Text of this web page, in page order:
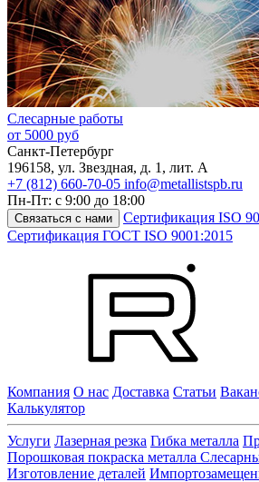
Слесарные работы
от 5000 руб
Санкт-Петербург
196158, ул. Звездная, д. 1, лит. А
+7 (812) 660-70-05 info@metallistspb.ru
Пн-Пт: с 9:00 до 18:00
Связаться с нами
Сертификация ISO
Сертификация ГОСТ ISO 9001:2015
Компания О нас Доставка Статьи
Калькулятор
Услуги Лазерная резка Гибка металла
Порошковая покраска металла
Изготовление деталей